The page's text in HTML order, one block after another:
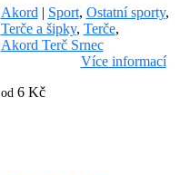
Akord | Sport, Ostatní sporty,
Terče a šipky, Terče,
Akord Terč Srnec
Více informací
od 6 Kč